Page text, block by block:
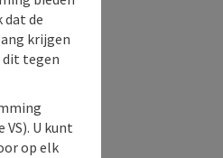
dat de
krijgen
dit tegen
U kunt
op elk